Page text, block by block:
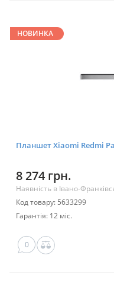
НОВИНКА
Планшет Xiaomi Redmi
8 274 грн.
Наявність в Івано-
Код товару: 5633299
Гарантія: 12 міс.
0